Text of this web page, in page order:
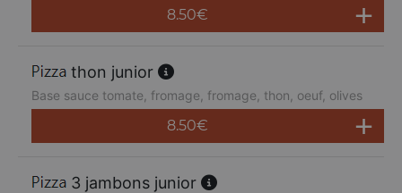
8.50€
thon junior
Base sauce tomate, fromage, fromage, thon, oeuf, olives
8.50€
3 jambons junior